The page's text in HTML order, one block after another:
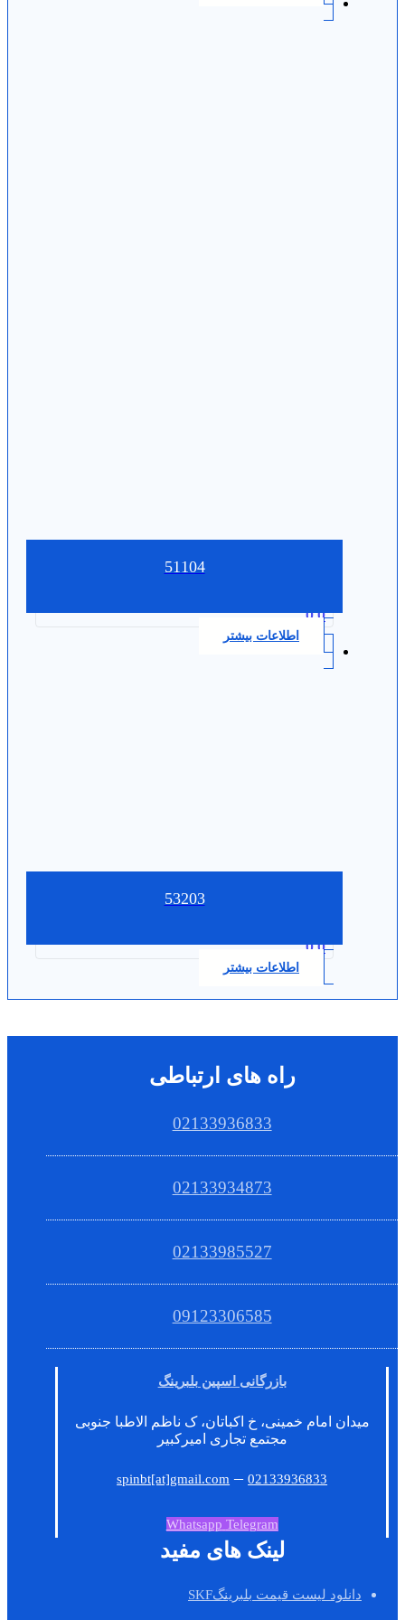
51104
0.0
اطلاعات بیشتر
53203
0.0
اطلاعات بیشتر
راه های ارتباطی
02133936833
02133934873
02133985527
09123306585
بازرگانی اسپین بلبرینگ
میدان امام خمینی، خ اکباتان، ک ناظم الاطبا جنوبی
مجتمع تجاری امیرکبیر
spinbt[at]gmail.com –02133936833
Whatsapp Telegram
لینک های مفید
دانلود لیست قیمت بلبرینگSKF